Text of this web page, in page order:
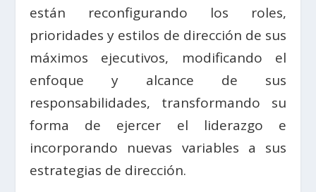
están reconfigurando los roles,
prioridades y estilos de dirección de sus
máximos ejecutivos, modificando el
enfoque y alcance de sus
responsabilidades, transformando su
forma de ejercer el liderazgo e
incorporando nuevas variables a sus
estrategias de dirección.